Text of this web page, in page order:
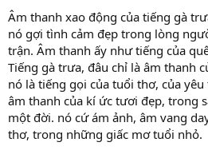
Âm thanh xao động của tiếng gà
nó gợi tình cảm đẹp trong lòng
trận. Âm thanh ấy như tiếng của
Tiếng gà trưa, đâu chỉ là âm thanh
nó là tiếng gọi của tuổi thơ, của
âm thanh của kí ức tươi đẹp, trong
một đời. nó cứ ám ảnh, âm vang
thơ, trong những giấc mơ tuổi nhỏ.